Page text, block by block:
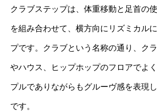
クラブステップは、体重移動と足首の
を組み合わせて、横方向にリズミカル
プです。クラブという名称の通り、ク
やハウス、ヒップホップのフロアでよ
プルでありながらもグルーヴ感を表現
です。